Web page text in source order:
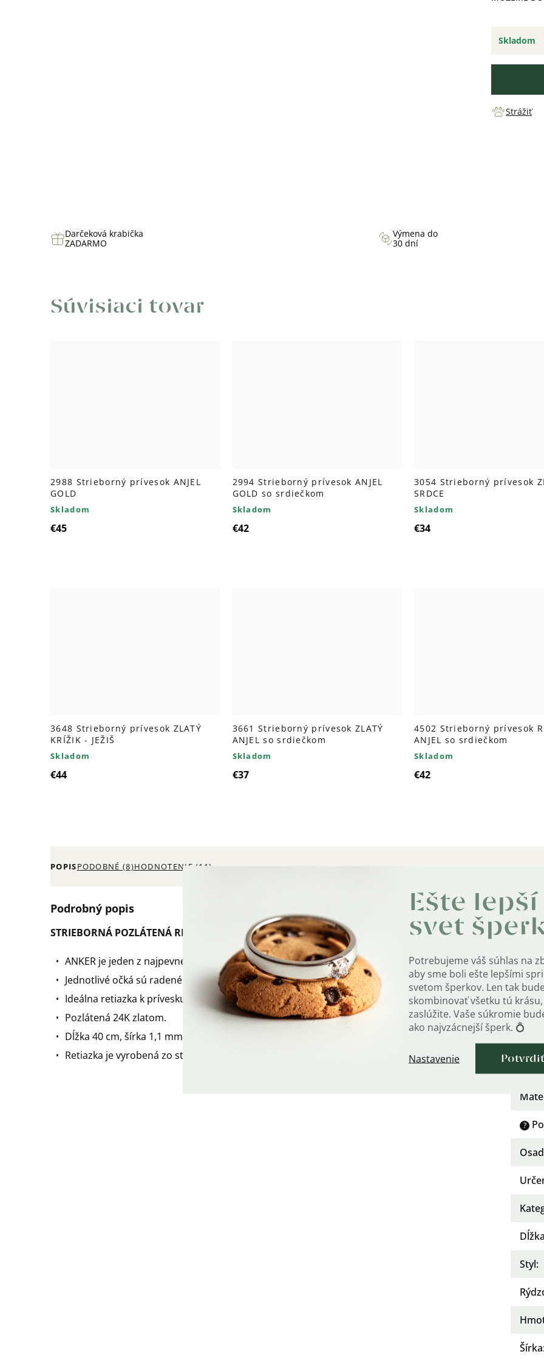
Ešte lepší
svet
Potrebujeme váš súhlas na
aby sme boli ešte lepšími
svetom šperkov. Len tak
skombinovať všetku tú
zaslúžite. Vaše súkromie
ako najvzácnejší šperk. 💍
Nastavenie
Skladom
Strážiť
Darčeková krabička
ZADARMO
Výmena do
30 dní
Súvisiaci tovar
2988 Strieborný prívesok ANJEL
GOLD
Skladom
€45
2994 Strieborný prívesok ANJEL
GOLD so srdiečkom
Skladom
€42
3054 Strieborný prívesok
SRDCE
Skladom
€34
3648 Strieborný prívesok ZLATÝ
KRÍŽIK - JEŽIŠ
Skladom
€44
3661 Strieborný prívesok ZLATÝ
ANJEL so srdiečkom
Skladom
€37
4502 Strieborný prívesok
ANJEL so srdiečkom
Skladom
€42
POPISPODOBNÉ (8)HODNOTENIE (11)
Podrobný popis
STRIEBORNÁ POZLÁTENÁ RETIAZKA ANKER
ANKER je jeden z najpevnejších a najspoľahlivejších typov retiazok.
Jednotlivé očká sú radené kolmo k sebe.
Ideálna retiazka k prívesku.
Pozlátená 24K zlatom.
Dĺžka 40 cm, šírka 1,1 mm.
Retiazka je vyrobená zo striebra 925/1000 a je označená puncom rýdzosti.
EAN:
?
Styl:
Šírka